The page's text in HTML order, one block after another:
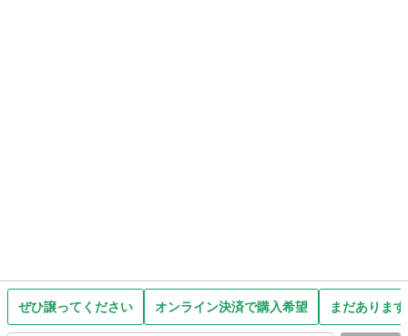
ぜひ譲ってください オンライン決済で購入希望 まだありま